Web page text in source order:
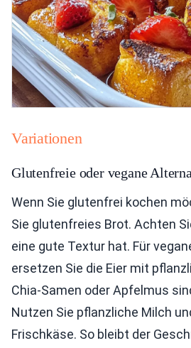
Variationen
Glutenfreie oder vegane
Wenn Sie glutenfrei kochen
Sie glutenfreies Brot. Achten
eine gute Textur hat. Für
ersetzen Sie die Eier mit
Chia-Samen oder Apfelmus
Nutzen Sie pflanzliche Milch
Frischkäse. So bleibt der